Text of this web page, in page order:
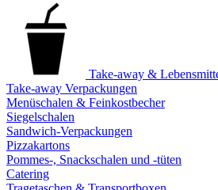
Take-away &
Take-away Verpackungen
Menüschalen & Feinkostbecher
Siegelschalen
Sandwich-Verpackungen
Pizzakartons
Pommes-, Snackschalen und -tüten
Catering